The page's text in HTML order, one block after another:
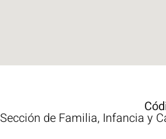
Sección de Familia, Infancia y